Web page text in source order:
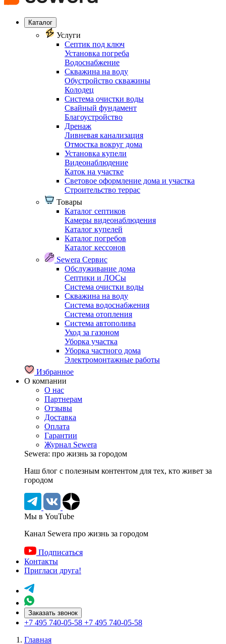
Каталог
Услуги
Септик под ключ
Установка погреба
Водоснабжение
Скважина на воду
Обустройство скважины
Колодец
Система очистки воды
Свайный фундамент
Благоустройство
Дренаж
Ливневая канализация
Отмостка вокруг дома
Установка купели
Видеонаблюдение
Каток на участке
Световое оформление дома и участка
Строительство террас
Товары
Каталог септиков
Камеры видеонаблюдения
Каталог купелей
Каталог погребов
Каталог кессонов
Sewera Сервис
Обслуживание дома
Септики и ЛОСы
Система очистки воды
Скважина на воду
Система водоснабжения
Система отопления
Система автополива
Уход за газоном
Уборка участка
Уборка частного дома
Электромонтажные работы
Избранное
О компании
О нас
Партнерам
Отзывы
Доставка
Оплата
Гарантии
Журнал Sewera
Sewera: про жизнь за городом
Наш блог c полезным контентом для тех, кто живет за
городом
Мы в YouTube
Канал Sewera про жизнь за городом
Подписаться
Контакты
Пригласи друга!
Заказать звонок
+7 495 740-05-58 +7 495 740-05-58
Главная